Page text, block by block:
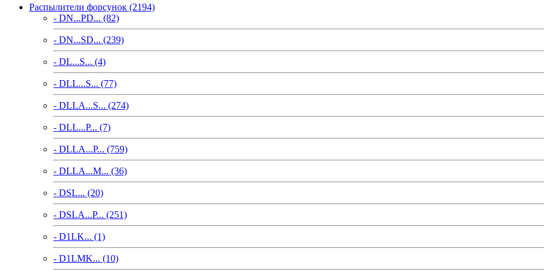
Распылители форсунок (2194)
- DN...PD... (82)
- DN...SD... (239)
- DL...S... (4)
- DLL...S... (77)
- DLLA...S... (274)
- DLL...P... (7)
- DLLA...P... (759)
- DLLA...M... (36)
- DSL... (20)
- DSLA...P... (251)
- D1LK... (1)
- D1LMK... (10)